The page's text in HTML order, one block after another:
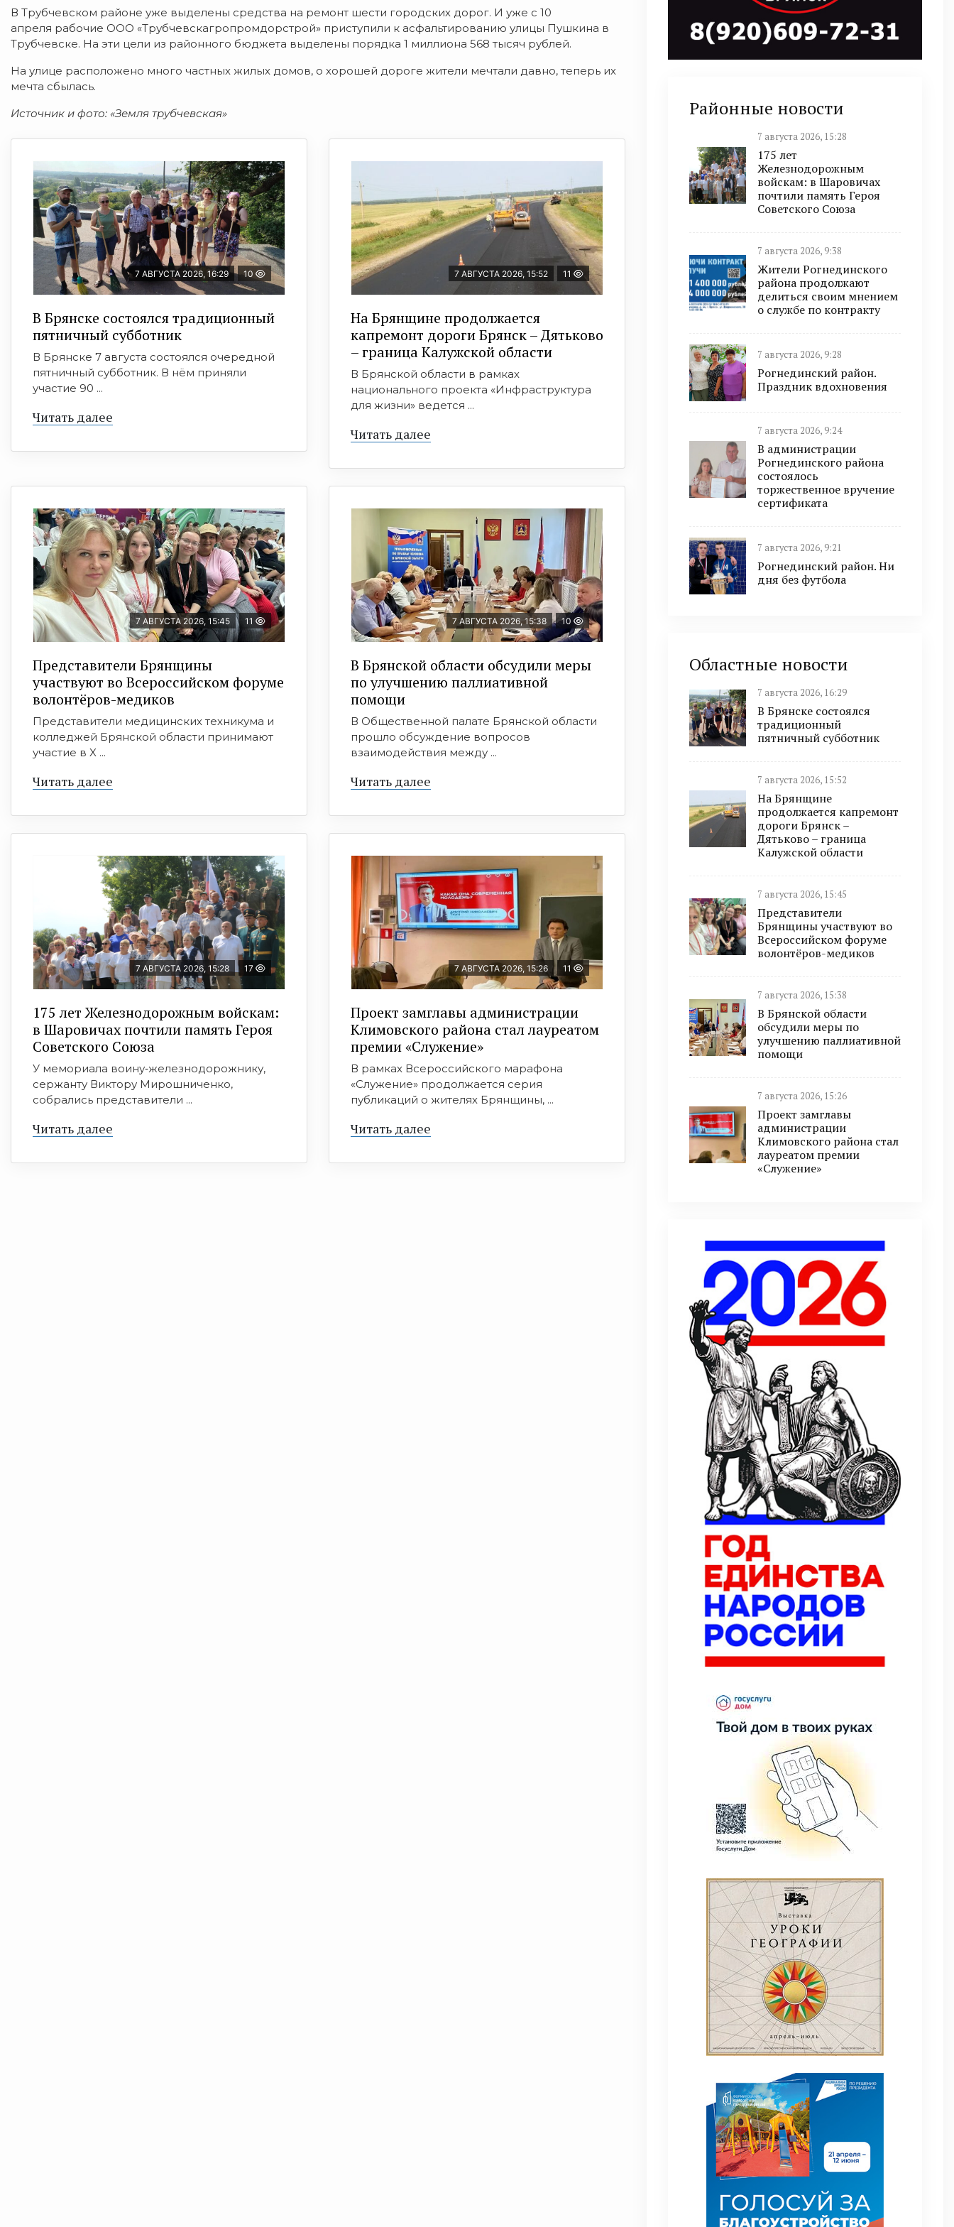
В Трубчевском районе уже выделены средства на ремонт шести городских дорог. И уже с 10
апреля рабочие ООО «Трубчевскагропромдорстрой» приступили к асфальтированию улицы Пушкина в
Трубчевске. На эти цели из районного бюджета выделены порядка 1 миллиона 568 тысяч рублей.
На улице расположено много частных жилых домов, о хорошей дороге жители мечтали давно, теперь их
мечта сбылась.
Источник и фото: «Земля трубчевская»
7 АВГУСТА 2026, 16:29 10
В Брянске состоялся традиционный
пятничный субботник
В Брянске 7 августа состоялся очередной
пятничный субботник. В нём приняли
участие 90 ...
Читать далее
7 АВГУСТА 2026, 15:52 11
На Брянщине продолжается
капремонт дороги Брянск – Дятьково
– граница Калужской области
В Брянской области в рамках
национального проекта «Инфраструктура
для жизни» ведется ...
Читать далее
7 АВГУСТА 2026, 15:45 11
Представители Брянщины
участвуют во Всероссийском форуме
волонтёров-медиков
Представители медицинских техникума и
колледжей Брянской области принимают
участие в X ...
Читать далее
7 АВГУСТА 2026, 15:38 10
В Брянской области обсудили меры
по улучшению паллиативной
помощи
В Общественной палате Брянской области
прошло обсуждение вопросов
взаимодействия между ...
Читать далее
7 АВГУСТА 2026, 15:28 17
175 лет Железнодорожным войскам:
в Шаровичах почтили память Героя
Советского Союза
У мемориала воину‑железнодорожнику,
сержанту Виктору Мирошниченко,
собрались представители ...
Читать далее
7 АВГУСТА 2026, 15:26 11
Проект замглавы администрации
Климовского района стал лауреатом
премии «Служение»
В рамках Всероссийского марафона
«Служение» продолжается серия
публикаций о жителях Брянщины, ...
Читать далее
Районные новости
7 августа 2026, 15:28
175 лет
Железнодорожным
войскам: в Шаровичах
почтили память Героя
Советского Союза
7 августа 2026, 9:38
Жители Рогнединского
района продолжают
делиться своим мнением
о службе по контракту
7 августа 2026, 9:28
Рогнединский район.
Праздник вдохновения
7 августа 2026, 9:24
В администрации
Рогнединского района
состоялось
торжественное вручение
сертификата
7 августа 2026, 9:21
Рогнединский район. Ни
дня без футбола
Областные новости
7 августа 2026, 16:29
В Брянске состоялся
традиционный
пятничный субботник
7 августа 2026, 15:52
На Брянщине
продолжается капремонт
дороги Брянск –
Дятьково – граница
Калужской области
7 августа 2026, 15:45
Представители
Брянщины участвуют во
Всероссийском форуме
волонтёров-медиков
7 августа 2026, 15:38
В Брянской области
обсудили меры по
улучшению паллиативной
помощи
7 августа 2026, 15:26
Проект замглавы
администрации
Климовского района стал
лауреатом премии
«Служение»